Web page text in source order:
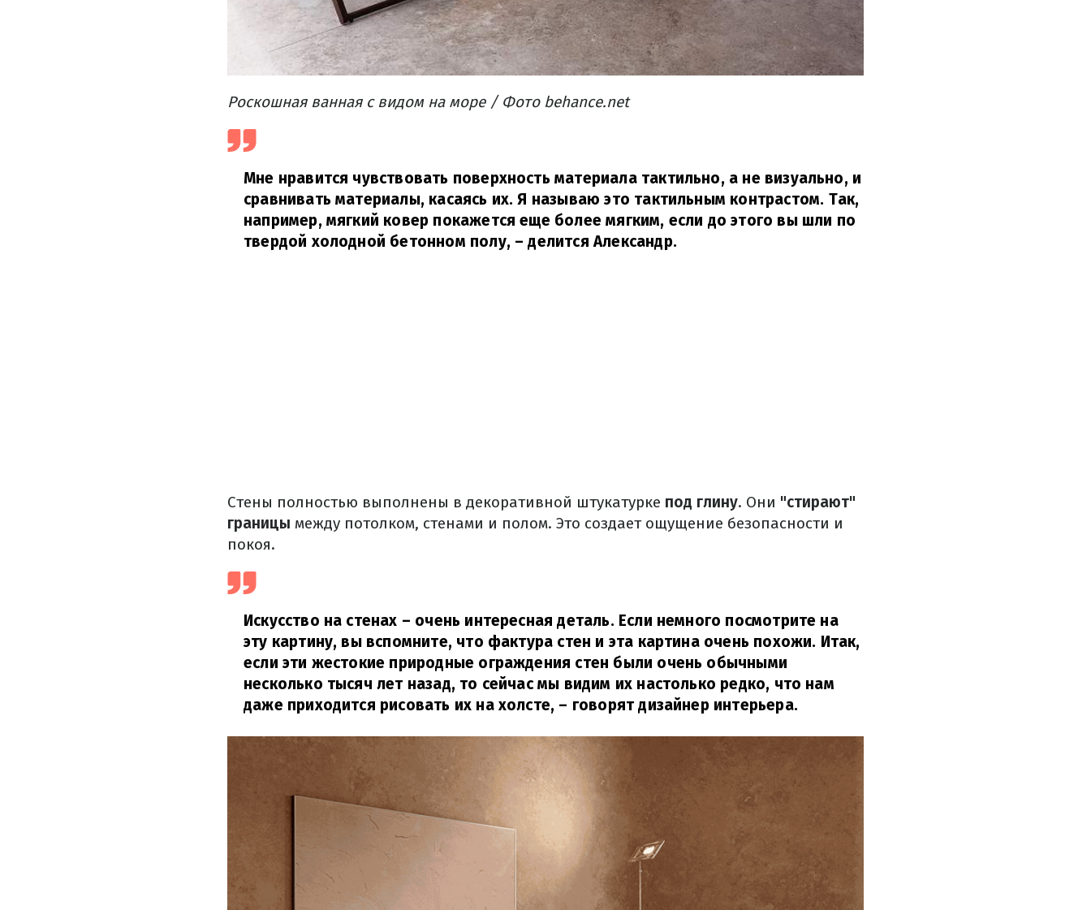
Роскошная ванная с видом на море / Фото behance.net
Мне нравится чувствовать поверхность материала тактильно, а не визуально, и
сравнивать материалы, касаясь их.Я называю это тактильным контрастом. Так,
например, мягкий ковер покажется еще более мягким, если до этого вы шли по
твердой холодной бетонном полу, – делится Александр.
Стены полностью выполнены в декоративной штукатурке под глину. Они "стирают"
границы между потолком, стенами и полом. Это создает ощущение безопасности и
покоя.
Искусство на стенах – очень интересная деталь. Если немного посмотрите на
эту картину, вы вспомните, что фактура стен и эта картина очень похожи. Итак,
если эти жестокие природные ограждения стен были очень обычными
несколько тысяч лет назад, то сейчас мы видим их настолько редко, что нам
даже приходится рисовать их на холсте, – говорят дизайнер интерьера.